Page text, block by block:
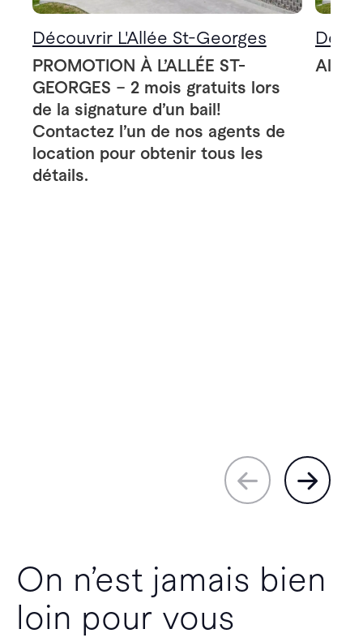
Découvrir L'Allée St-Georges
PROMOTION À L’ALLÉE ST-
GEORGES – 2 mois gratuits lors
de la signature d’un bail!
Contactez l’un de nos agents de
location pour obtenir tous les
détails.
Allée
On n’est jamais bien
loin pour vous